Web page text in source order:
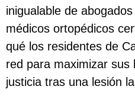
inigualable de
médicos ortopédicos
qué los residentes de
red para maximizar sus
justicia tras una lesión